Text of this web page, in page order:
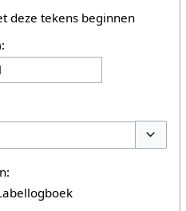
deze tekens beginnen